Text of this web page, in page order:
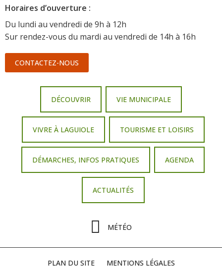
Horaires d’ouverture :
Du lundi au vendredi de 9h à 12h
Sur rendez-vous du mardi au vendredi de 14h à 16h
CONTACTEZ-NOUS
DÉCOUVRIR VIE MUNICIPALE
VIVRE À LAGUIOLE TOURISME ET LOISIRS
DÉMARCHES, INFOS PRATIQUES AGENDA
ACTUALITÉS
MÉTÉO
PLAN DU SITE MENTIONS LÉGALES